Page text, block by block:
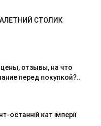
СТОЛИК
отзывы, на что
перед покупкой?..
останній кат імперії